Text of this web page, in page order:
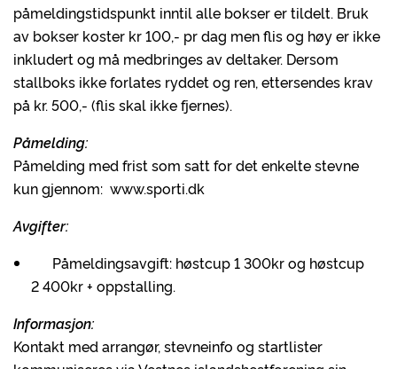
påmeldingstidspunkt inntil alle bokser er tildelt. Bruk
av bokser koster kr 100,- pr dag men flis og høy er ikke
inkludert og må medbringes av deltaker. Dersom
stallboks ikke forlates ryddet og ren, ettersendes krav
på kr. 500,- (flis skal ikke fjernes).
Påmelding:
Påmelding med frist som satt for det enkelte stevne
kun gjennom: www.sporti.dk
Avgifter:
Påmeldingsavgift: høstcup 1 300kr og høstcup
2 400kr + oppstalling.
Informasjon:
Kontakt med arrangør, stevneinfo og startlister